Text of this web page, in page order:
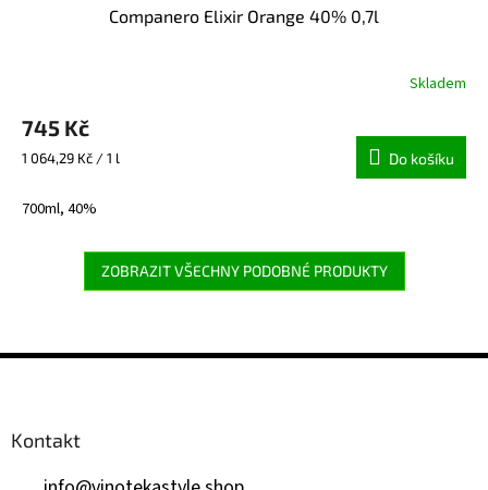
Companero Elixir Orange 40% 0,7l
Skladem
745 Kč
Měrná
1 064,29 Kč / 1 l Do košíku
700ml, 40%
ZOBRAZIT VŠECHNY PODOBNÉ PRODUKTY
Z
Kontakt